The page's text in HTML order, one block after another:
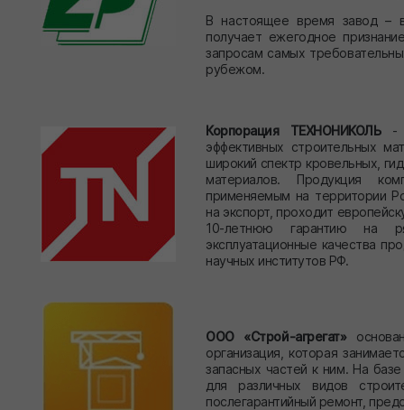
В настоящее время завод –
получает ежегодное
запросам самых
рубежом.
Корпорация ТЕХНОНИКОЛЬ-
эффективных строительных
широкий спектр кровельных,
материалов. Продукция
применяемым на территории
на экспорт, проходит
10-летнюю гарантию на
эксплуатационные качества
научных институтов РФ.
ООО «Строй-агрегат»
организация, которая
запасных частей к ним. На
для различных видов
послегарантийный ремонт,